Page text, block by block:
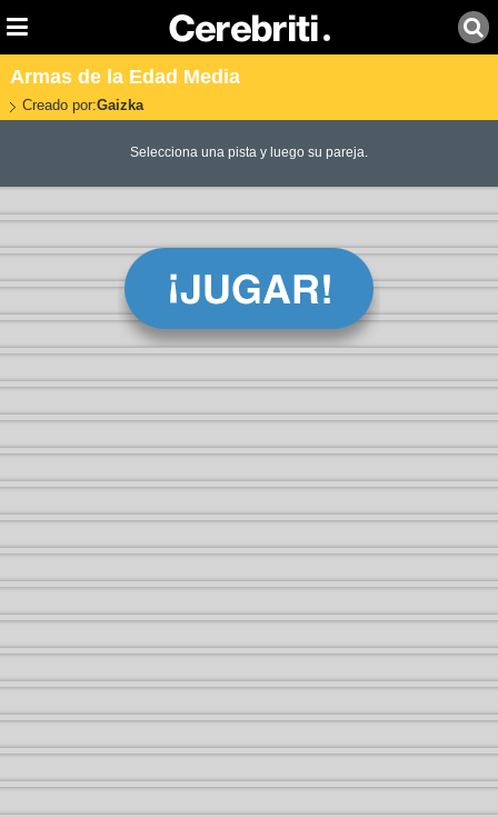
Armas de la Edad Media
Creado por:Gaizka
Selecciona una pista y luego su pareja.